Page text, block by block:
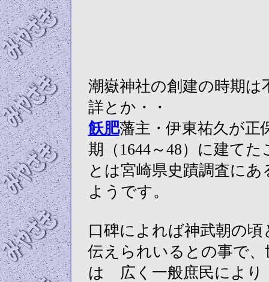
潮嶽神社の創建の時期は
詳とか・・
飫肥藩主・伊東祐久が正
期（1644～48）に建てた
とは宮崎県史蹟調査にあ
ようです。
口碑によれば神武朝の頃
伝えられいるとの事で
は 広く一般庶民により